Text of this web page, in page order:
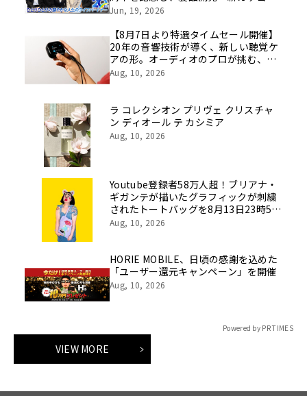
挑戦の舞台や旧社統合時のエピソード
像を公開！
Jun, 19, 2026
【8月7日より特選タイムセール開催】
20年の音響技術が導く、新しい聴覚ケ
アの形。オーディオのプロが挑む、画
期的なスクリーン操作対応次世代スマ
Aug, 10, 2026
ラ コレクシオン プリヴェ クリスチャ
ン ディオール テ カシミア
Aug, 10, 2026
Youtube登録者58万人超！ブリアナ・
ギガンテが描いたグラフィックが刺繍
されたトートバッグを8月13日23時59
分まで期間限定で新発売！
Aug, 10, 2026
HORIE MOBILE、日頃の感謝を込めた
「ユーザー還元キャンペーン」を開催
Aug, 10, 2026
Powered by PR TIMES
VIEW MORE